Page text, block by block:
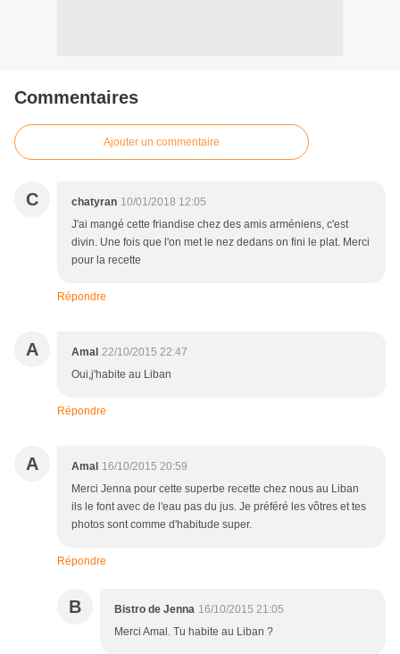
Commentaires
Ajouter un commentaire
C chatyran 10/01/2018 12:05
J'ai mangé cette friandise chez des amis arméniens, c'est
divin. Une fois que l'on met le nez dedans on fini le plat. Merci
pour la recette
Répondre
A Amal 22/10/2015 22:47
Oui,j'habite au Liban
Répondre
A Amal 16/10/2015 20:59
Merci Jenna pour cette superbe recette chez nous au Liban
ils le font avec de l'eau pas du jus. Je préféré les vôtres et tes
photos sont comme d'habitude super.
Répondre
B Bistro de Jenna 16/10/2015 21:05
Merci Amal. Tu habite au Liban ?